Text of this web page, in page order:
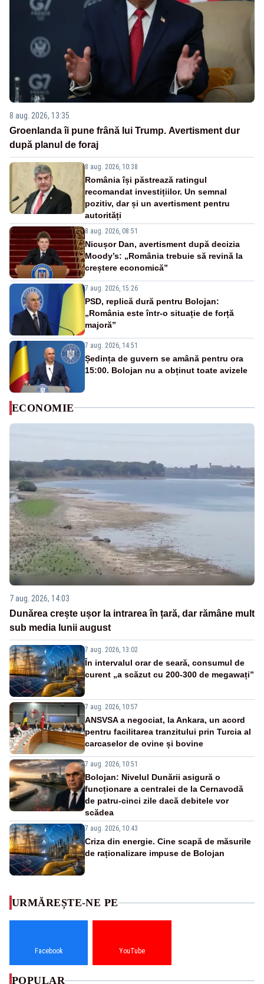
8 aug. 2026, 13:35
Groenlanda îi pune frână lui Trump. Avertisment dur
după planul de foraj
8 aug. 2026, 10:38
România își păstrează ratingul
recomandat investițiilor. Un semnal
pozitiv, dar și un avertisment pentru
autorități
8 aug. 2026, 08:51
Nicușor Dan, avertisment după decizia
Moody’s: „România trebuie să revină la
creștere economică”
7 aug. 2026, 15:26
PSD, replică dură pentru Bolojan:
„România este într-o situație de forță
majoră”
7 aug. 2026, 14:51
Ședința de guvern se amână pentru ora
15:00. Bolojan nu a obținut toate avizele
ECONOMIE
7 aug. 2026, 14:03
Dunărea crește ușor la intrarea în țară, dar rămâne mult
sub media lunii august
7 aug. 2026, 13:02
În intervalul orar de seară, consumul de
curent „a scăzut cu 200-300 de megawați”
7 aug. 2026, 10:57
ANSVSA a negociat, la Ankara, un acord
pentru facilitarea tranzitului prin Turcia al
carcaselor de ovine și bovine
7 aug. 2026, 10:51
Bolojan: Nivelul Dunării asigură o
funcționare a centralei de la Cernavodă
de patru-cinci zile dacă debitele vor
scădea
7 aug. 2026, 10:43
Criza din energie. Cine scapă de măsurile
de raționalizare impuse de Bolojan
URMĂREȘTE-NE PE
Facebook YouTube
POPULAR